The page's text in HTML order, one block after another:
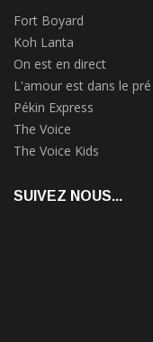
Fort Boyard
Koh Lanta
On est en direct
L'amour est dans le pré
Pékin Express
The Voice
The Voice Kids
SUIVEZ NOUS...